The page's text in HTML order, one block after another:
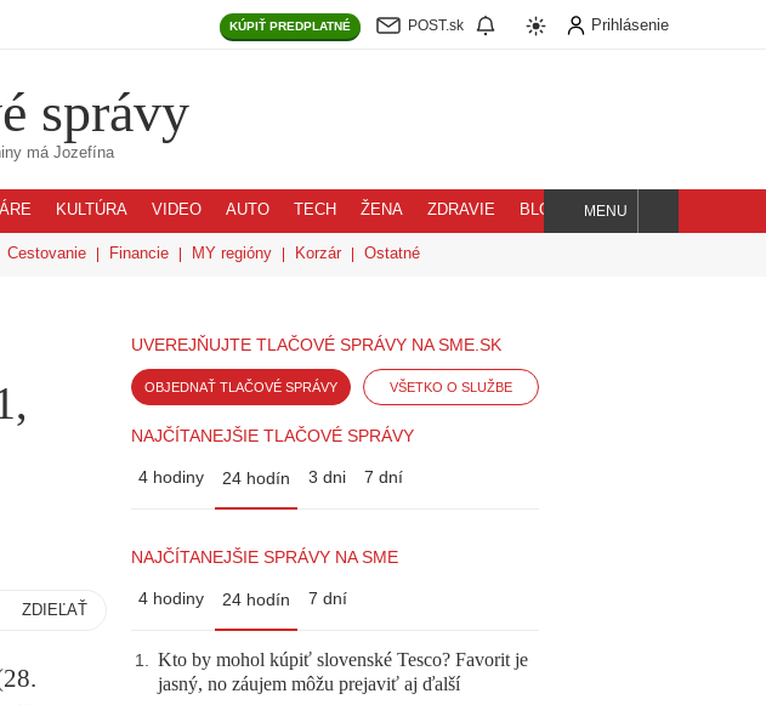
KÚPIŤ PREDPLATNÉ POST.sk Prihlásenie
správy
má Jozefína
KULTÚRA VIDEO AUTO TECH ŽENA ZDRAVIE BLOG
Hľadaj
MENU
Cestovanie Financie MY regióny Korzár Ostatné
ZDIEĽAŤ
UVEREJŇUJTE TLAČOVÉ SPRÁVY NA SME.SK
OBJEDNAŤ TLAČOVÉ SPRÁVY VŠETKO O SLUŽBE
NAJČÍTANEJŠIE TLAČOVÉ SPRÁVY
4 hodiny 24 hodín 3 dni 7 dní
NAJČÍTANEJŠIE SPRÁVY NA SME
4 hodiny 24 hodín 7 dní
1. Kto by mohol kúpiť slovenské Tesco? Favorit je
jasný, no záujem môžu prejaviť aj ďalší